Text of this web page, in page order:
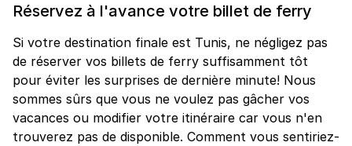
Réservez à l'avance votre billet de ferry
Si votre destination finale est Tunis, ne négligez pas
de réserver vos billets de ferry suffisamment tôt
pour éviter les surprises de dernière minute! Nous
sommes sûrs que vous ne voulez pas gâcher vos
vacances ou modifier votre itinéraire car vous n'en
trouverez pas de disponible. Comment vous sentiriez-